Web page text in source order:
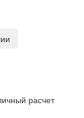
расчет